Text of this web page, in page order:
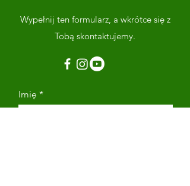
Wypełnij ten formularz, a wkrótce się z
Tobą skontaktujemy.
Imię